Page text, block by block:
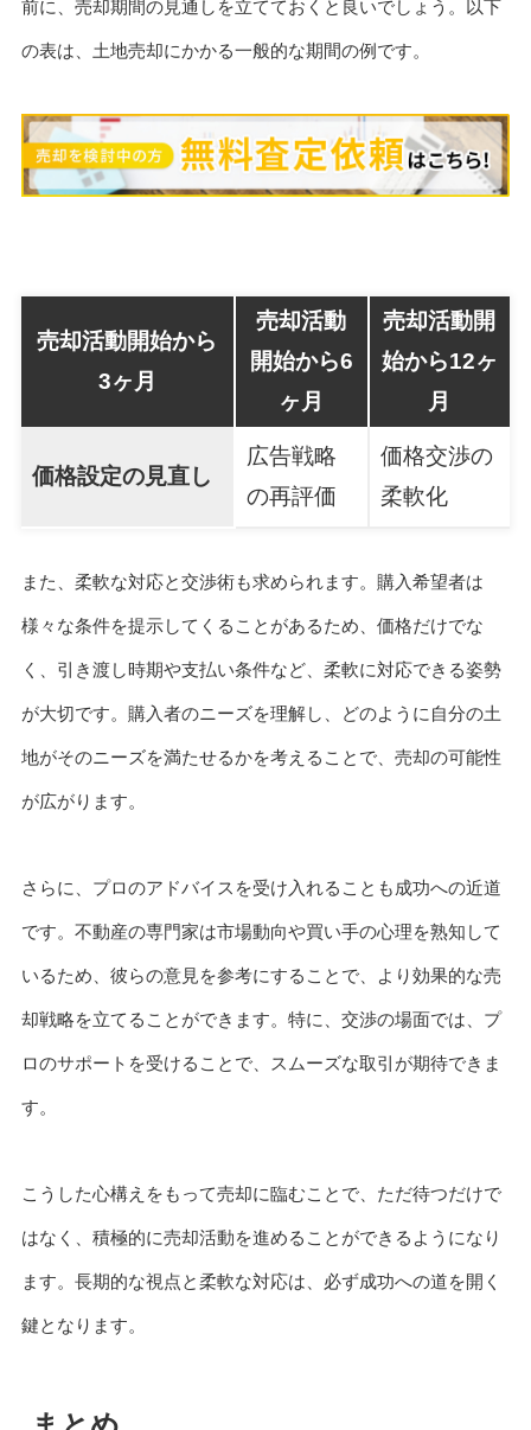
前に、売却期間の見通しを立てておくと良いでしょう。以下
の表は、土地売却にかかる一般的な期間の例です。
売却活動開始から
3ヶ月
売却活動
開始から6
ヶ月
売却活動開
始から12ヶ
月
価格設定の見直し
広告戦略
の再評価
価格交渉の
柔軟化
また、柔軟な対応と交渉術も求められます。購入希望者は
様々な条件を提示してくることがあるため、価格だけでな
く、引き渡し時期や支払い条件など、柔軟に対応できる姿勢
が大切です。購入者のニーズを理解し、どのように自分の土
地がそのニーズを満たせるかを考えることで、売却の可能性
が広がります。
さらに、プロのアドバイスを受け入れることも成功への近道
です。不動産の専門家は市場動向や買い手の心理を熟知して
いるため、彼らの意見を参考にすることで、より効果的な売
却戦略を立てることができます。特に、交渉の場面では、プ
ロのサポートを受けることで、スムーズな取引が期待できま
す。
こうした心構えをもって売却に臨むことで、ただ待つだけで
はなく、積極的に売却活動を進めることができるようになり
ます。長期的な視点と柔軟な対応は、必ず成功への道を開く
鍵となります。